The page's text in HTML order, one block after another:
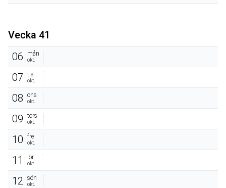
Vecka 41
06
mån
okt.
07 tis
okt.
08 ons
okt.
09 tors
okt.
10 fre
okt.
11 lör
okt.
12 sön
okt.